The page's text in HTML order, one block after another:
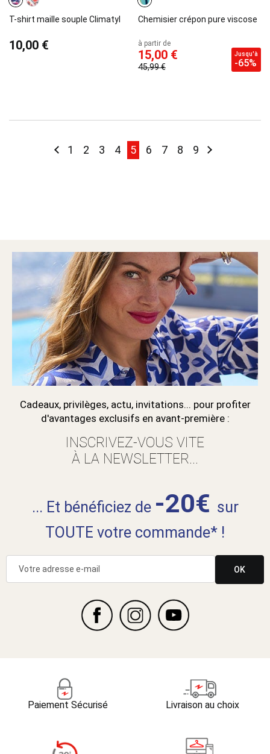
T-shirt maille souple Climatyl
10,00 €
Chemisier crépon pure viscose
à partir de
15,00 €
45,99 €
Jusqu'à
-65%
PagePage
Précédent
Page
1 Page
2 Page
3 Page
4 You're currently reading page
5 Page
6 Page
7 Page
8 Page
9 Page
Suivant
Cadeaux, privilèges, actu, invitations... pour profiter
d'avantages exclusifs en avant-première :
INSCRIVEZ-VOUS VITE
À LA NEWSLETTER...
... Et bénéficiez de -20€ sur
TOUTE votre commande* !
OK
Paiement Sécurisé Livraison au choix